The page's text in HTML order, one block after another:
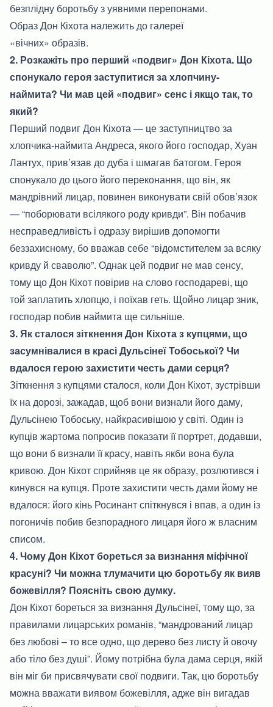
безплідну боротьбу з уявними перепонами.
Образ Дон Кіхота належить до галереї
«вічних» образів.
2. Розкажіть про перший «подвиг» Дон Кіхота. Що
спонукало героя заступитися за хлопчину-
наймита? Чи мав цей «подвиг» сенс і якщо так, то
який?
Перший подвиг Дон Кіхота — це заступництво за
хлопчика-наймита Андреса, якого його господар, Хуан
Лантух, прив’язав до дуба і шмагав батогом. Героя
спонукало до цього його переконання, що він, як
мандрівний лицар, повинен виконувати свій обов’язок
— “поборювати всілякого роду кривди”. Він побачив
несправедливість і одразу вирішив допомогти
беззахисному, бо вважав себе “відомстителем за всяку
кривду й сваволю”. Однак цей подвиг не мав сенсу,
тому що Дон Кіхот повірив на слово господареві, що
той заплатить хлопцю, і поїхав геть. Щойно лицар зник,
господар побив наймита ще сильніше.
3. Як сталося зіткнення Дон Кіхота з купцями, що
засумнівалися в красі Дульсінеї Тобоської? Чи
вдалося герою захистити честь дами серця?
Зіткнення з купцями сталося, коли Дон Кіхот, зустрівши
їх на дорозі, зажадав, щоб вони визнали його даму,
Дульсінею Тобоську, найкрасивішою у світі. Один із
купців жартома попросив показати її портрет, додавши,
що вони б визнали її красу, навіть якби вона була
кривою. Дон Кіхот сприйняв це як образу, розлютився і
кинувся на купця. Проте захистити честь дами йому не
вдалося: його кінь Росинант спіткнувся і впав, а один із
погоничів побив безпорадного лицаря його ж власним
списом.
4. Чому Дон Кіхот бореться за визнання міфічної
красуні? Чи можна тлумачити цю боротьбу як вияв
божевілля? Поясніть свою думку.
Дон Кіхот бореться за визнання Дульсінеї, тому що, за
правилами лицарських романів, “мандрований лицар
без любові – то все одно, що дерево без листу й овочу
або тіло без душі”. Йому потрібна була дама серця, якій
він міг би присвячувати свої подвиги. Так, цю боротьбу
можна вважати виявом божевілля, адже він вигадав